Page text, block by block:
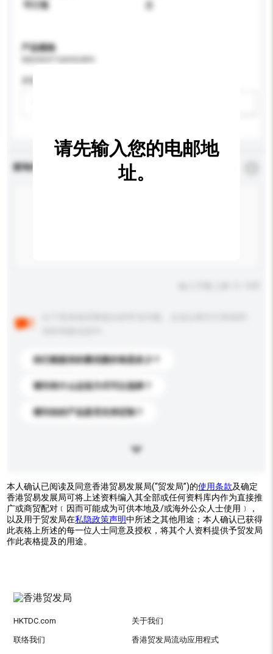
可订造
是
产品规格
查询内容
你们能提供的最优惠价格是多少？
请问有什么运送方式可以选择？
请问你的产品是否支持定制？
请先输入您的电邮地
址。
本人确认已阅读及同意香港贸易发展局(“贸发局”)的使用条款及确定
香港贸易发展局可将上述资料编入其全部或任何资料库内作为直接推
广或商贸配对﹝因而可能成为可供本地及/或海外公众人士使用﹞，
以及用于贸发局在私隐政策声明中所述之其他用途；本人确认已获得
此表格上所述的每一位人士同意及授权，将其个人资料提供予贸发局
作此表格提及的用途。
HKTDC.com 关于我们
联络我们 香港贸发局流动应用程式